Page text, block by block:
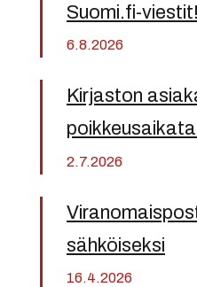
Suomi.fi-viestit!
6.8.2026
Kirjaston
2.7.2026
sähköiseksi
16.4.2026